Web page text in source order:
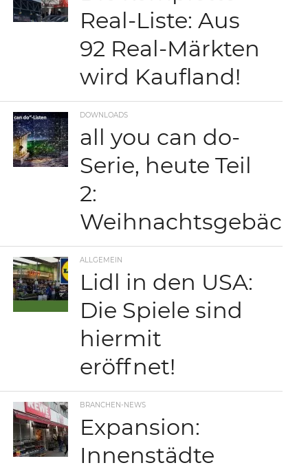
Real-Liste: Aus
92 Real-Märkten
wird Kaufland!
DOWNLOADS
all you can do-
Serie, heute Teil
2:
Weihnachtsgebäck
ALLGEMEIN
Lidl in den USA:
Die Spiele sind
hiermit
eröffnet!
BRANCHEN-NEWS
Expansion:
Innenstädte